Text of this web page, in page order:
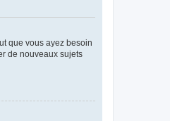
que vous ayez besoin
de nouveaux sujets